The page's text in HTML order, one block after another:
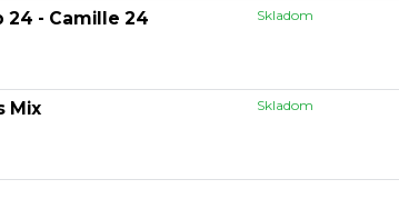
24 - Camille 24 Skladom
Mix Skladom